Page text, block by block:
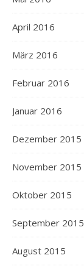
April 2016
März 2016
Februar 2016
Januar 2016
Dezember 2015
November 2015
Oktober 2015
September 2015
August 2015